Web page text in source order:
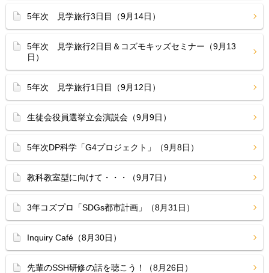
5年次 見学旅行3日目（9月14日）
5年次 見学旅行2日目＆コズモキッズセミナー（9月13
日）
5年次 見学旅行1日目（9月12日）
生徒会役員選挙立会演説会（9月9日）
5年次DP科学「G4プロジェクト」（9月8日）
教科教室型に向けて・・・（9月7日）
3年コズプロ「SDGs都市計画」（8月31日）
Inquiry Café（8月30日）
先輩のSSH研修の話を聴こう！（8月26日）